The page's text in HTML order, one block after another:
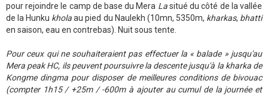
pour rejoindre le camp de base du Mera Lasitué du côté de la vallée
de la Hunku kholaau pied du Naulekh (10mn, 5350m, kharkas, bhatti
en saison, eau en contrebas). Nuit sous tente.
Pour ceux qui ne souhaiteraient pas effectuer la « balade » jusqu'au
Mera peak HC, ils peuvent poursuivre la descente jusqu'à la kharka de
Kongme dingma pour disposer de meilleures conditions de bivouac
(compter 1h15 / +25m / -600m à ajouter au cumul de la journée et